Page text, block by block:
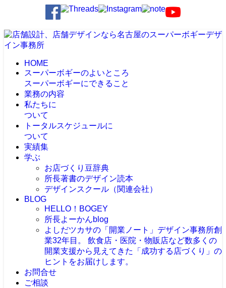
HOME
スーパーボギーのよいところ
スーパーボギーにできること
業務の内容
私たちに
ついて
トータルスケジュールに
ついて
実績集
学ぶ
お店づくり豆辞典
所長著書のデザイン読本
デザインスクール（関連会社）
BLOG
HELLO！BOGEY
所長よーかんblog
よしだツカサの「開業ノート」 デザイン事務所創
業32年目。 飲食店・医院・物販店など数多くの
開業支援から見えてきた「成功する店づくり」の
ヒントをお届けします。
お問合せ
ご相談